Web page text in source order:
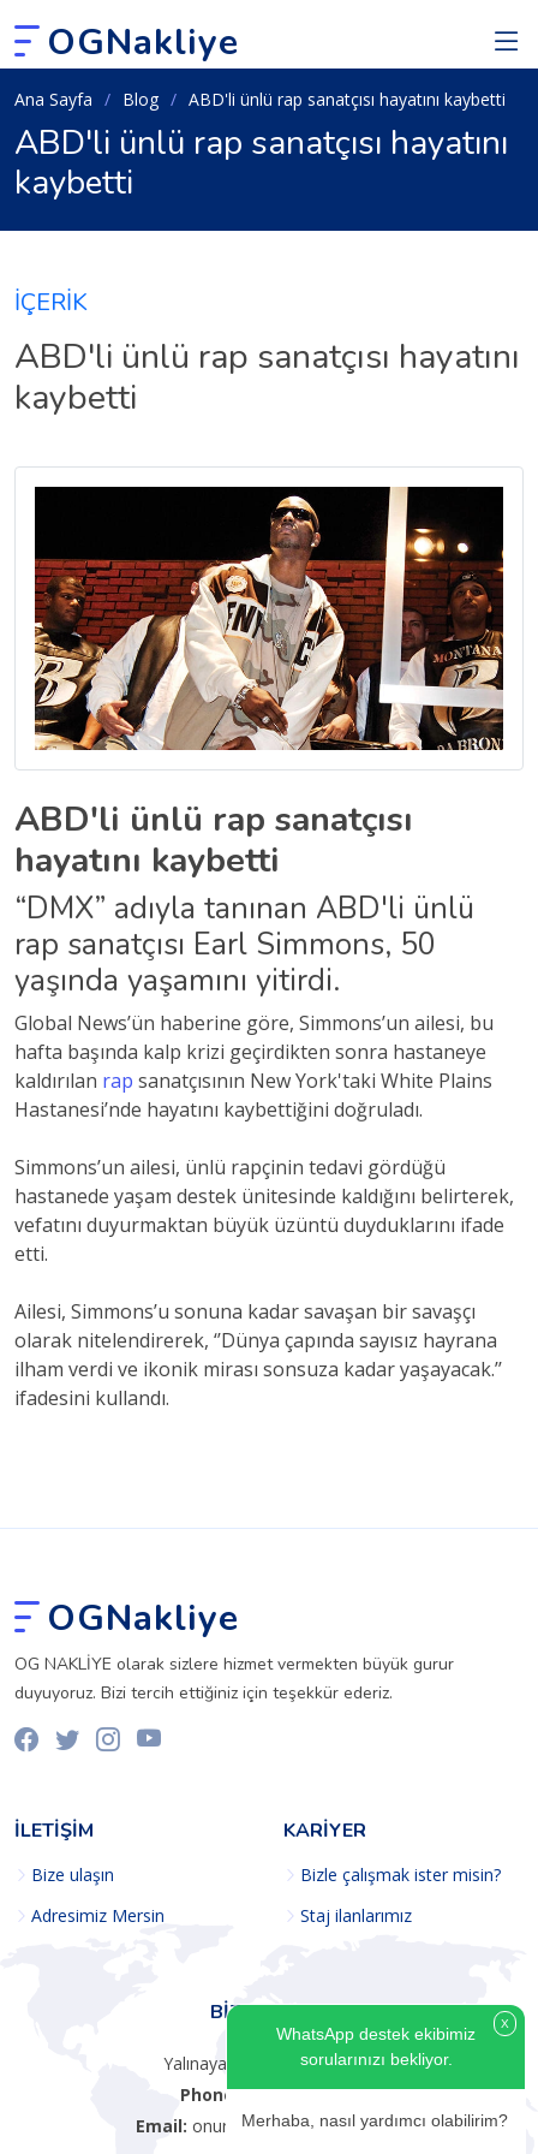
OGNakliye
Ana Sayfa Blog ABD'li ünlü rap sanatçısı hayatını kaybetti
ABD'li ünlü rap sanatçısı hayatını
kaybetti
İÇERİK
ABD'li ünlü rap sanatçısı hayatını
kaybetti
ABD'li ünlü rap sanatçısı
hayatını kaybetti
“DMX” adıyla tanınan ABD'li ünlü
rap sanatçısı Earl Simmons, 50
yaşında yaşamını yitirdi.
Global News’ün haberine göre, Simmons’un ailesi, bu
hafta başında kalp krizi geçirdikten sonra hastaneye
kaldırılan rap sanatçısının New York'taki White Plains
Hastanesi’nde hayatını kaybettiğini doğruladı.
Simmons’un ailesi, ünlü rapçinin tedavi gördüğü
hastanede yaşam destek ünitesinde kaldığını belirterek,
vefatını duyurmaktan büyük üzüntü duyduklarını ifade
etti.
Ailesi, Simmons’u sonuna kadar savaşan bir savaşçı
olarak nitelendirerek, ‘’Dünya çapında sayısız hayrana
ilham verdi ve ikonik mirası sonsuza kadar yaşayacak.’’
ifadesini kullandı.
OGNakliye
OG NAKLİYE olarak sizlere hizmet vermekten büyük gurur
duyuyoruz. Bizi tercih ettiğiniz için teşekkür ederiz.
İLETİŞİM
Bize ulaşın
Adresimiz Mersin
KARİYER
Bizle çalışmak ister misin?
Staj ilanlarımız
BIZE ULAŞIN
Yalınayak Toroslar/MERSİN
Phone:0555 555 5555
Email: onurgosteris@hotmail.com
X
WhatsApp destek ekibimiz
sorularınızı bekliyor.
Merhaba, nasıl yardımcı olabilirim?